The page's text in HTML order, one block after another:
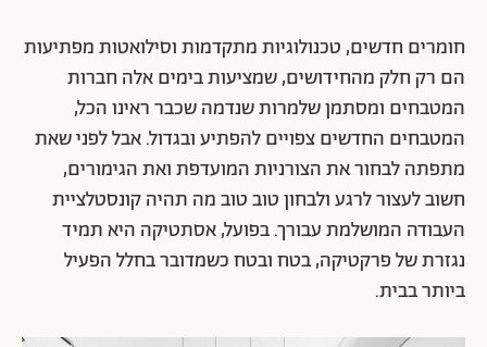
חומרים חדשים, טכנולוגיות מתקדמות וסילואטות מפתיעות
הם רק חלק מהחידושים, שמציעות בימים אלה חברות
המטבחים ומסתמן שלמרות שנדמה שכבר ראינו הכל,
המטבחים החדשים צפויים להפתיע ובגדול. אבל לפני שאת
מתפתה לבחור את הצורניות המועדפת ואת הגימורים,
חשוב לעצור לרגע ולבחון טוב טוב מה תהיה קונסטלציית
העבודה המושלמת עבורך. בפועל, אסתטיקה היא תמיד
נגזרת של פרקטיקה, בטח ובטח כשמדובר בחלל הפעיל
ביותר בבית.